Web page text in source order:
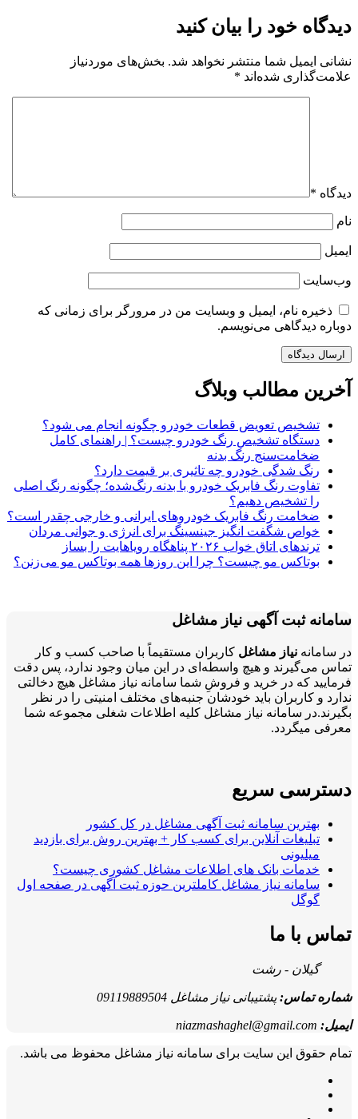
دیدگاه خود را بیان کنید
نشانی ایمیل شما منتشر نخواهد شد. بخش‌های موردنیاز
علامت‌گذاری شده‌اند *
دیدگاه *
نام
ایمیل
وب‌سایت
ذخیره نام، ایمیل و وبسایت من در مرورگر برای زمانی که
دوباره دیدگاهی می‌نویسم.
آخرین مطالب وبلاگ
تشخیص تعویض قطعات خودرو چگونه انجام می شود؟
دستگاه تشخیص رنگ خودرو چیست؟ | راهنمای کامل
ضخامت‌سنج رنگ بدنه
رنگ شدگی خودرو چه تاثیری بر قیمت دارد؟
تفاوت رنگ فابریک خودرو با بدنه رنگ‌شده؛ چگونه رنگ اصلی
را تشخیص دهیم؟
ضخامت رنگ فابریک خودروهای ایرانی و خارجی چقدر است؟
خواص شگفت انگیز جینسینگ برای انرژی و جوانی مردان
ترندهای اتاق خواب ۲۰۲۶ پناهگاه رویاهایت را بساز
بوتاکس مو چیست؟ چرا این روزها همه بوتاکس مو می‌زنن؟
سامانه ثبت آگهی نیاز مشاغل
در سامانه نیاز مشاغل کاربران مستقیماً با صاحب کسب و کار
تماس می‌گیرند و هیچ واسطه‌ای در این میان وجود ندارد، پس دقت
فرمایید که در خرید و فروشِ شما سامانه نیاز مشاغل هیچ دخالتی
ندارد و کاربران باید خودشان جنبه‌های مختلف امنیتی را در نظر
بگیرند.در سامانه نیاز مشاغل کلیه اطلاعات شغلی مجموعه شما
معرفی میگردد.
دسترسی سریع
بهترین سامانه ثبت آگهی مشاغل در کل کشور
تبلیغات آنلاین برای کسب کار + بهترین روش برای بازدید
میلیونی
خدمات بانک های اطلاعات مشاغل کشوری چیست؟
سامانه نیاز مشاغل کاملترین حوزه ثبت آگهی در صفحه اول
گوگل
تماس با ما
گیلان - رشت
شماره تماس:پشتیبانی نیاز مشاغل 09119889504
ایمیل: niazmashaghel@gmail.com
تمام حقوق این سایت برای سامانه نیاز مشاغل محفوظ می باشد.